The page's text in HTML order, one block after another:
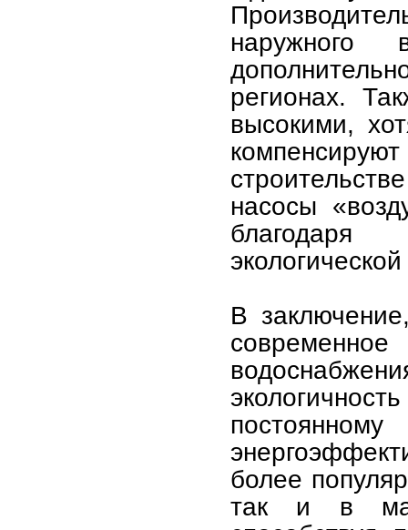
наружного
регионах.
высокими,
насосы
В
более
так и в